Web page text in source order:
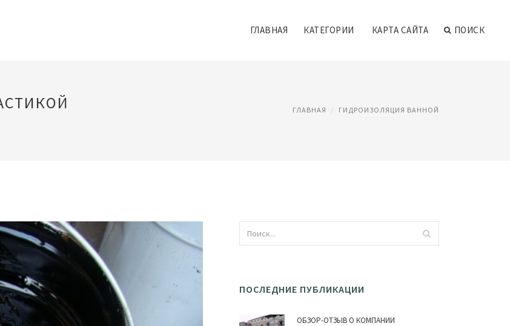
ГЛАВНАЯ КАТЕГОРИИ КАРТА САЙТА ПОИСК
ГЛАВНАЯ ГИДРОИЗОЛЯЦИЯ ВАННОЙ
ПОСЛЕДНИЕ ПУБЛИКАЦИИ
ОБЗОР-ОТЗЫВ О КОМПАНИИ